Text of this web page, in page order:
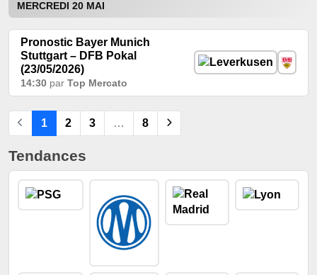
MERCREDI 20 MAI
Pronostic Bayer Munich
Stuttgart – DFB Pokal
(23/05/2026)
14:30 par Top Mercato
1 2 3 … 8
Tendances